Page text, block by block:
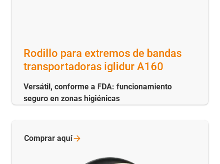
Rodillo para extremos de bandas
transportadoras iglidur A160
Versátil, conforme a FDA: funcionamiento
seguro en zonas higiénicas
Comprar aquí